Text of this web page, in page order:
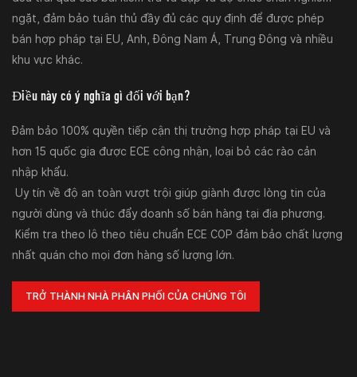
ngặt, đảm bảo tuân thủ đầy đủ các quy định để được phép
bán hợp pháp tại EU, Anh, Đông Nam Á, Trung Đông và nhiều
khu vực khác.
Điều này có ý nghĩa gì đối với bạn?
Đảm bảo 100% quyền tiếp cận thị trường hợp pháp tại EU và
hơn 15 quốc gia được ECE công nhận, loại bỏ các rào cản
nhập khẩu.
Uy tín về độ an toàn vượt trội giúp giành được lòng tin của
người dùng và thúc đẩy doanh số bán hàng tại địa phương.
Kiểm tra theo lô theo tiêu chuẩn ECE COP đảm bảo chất lượng
nhất quán cho mọi đơn hàng số lượng lớn.
TRỞ THÀNH NHÀ PHÂN PHỐI CỦA CHÚNG TÔI